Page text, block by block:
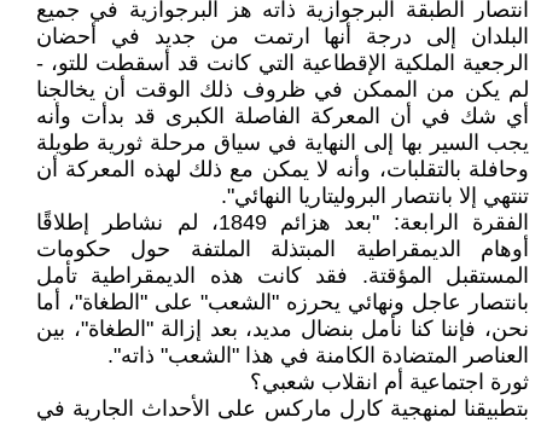
انتصار الطبقة البرجوازية ذاته هز البرجوازية في جميع
البلدان إلى درجة أنها ارتمت من جديد في أحضان
الرجعية الملكية الإقطاعية التي كانت قد أسقطت للتو، -
لم يكن من الممكن في ظروف ذلك الوقت أن يخالجنا
أي شك في أن المعركة الفاصلة الكبرى قد بدأت وأنه
يجب السير بها إلى النهاية في سياق مرحلة ثورية طويلة
وحافلة بالتقلبات، وأنه لا يمكن مع ذلك لهذه المعركة أن
تنتهي إلا بانتصار البروليتاريا النهائي".
الفقرة الرابعة: "بعد هزائم 1849، لم نشاطر إطلاقًا
أوهام الديمقراطية المبتذلة الملتفة حول حكومات
المستقبل المؤقتة. فقد كانت هذه الديمقراطية تأمل
بانتصار عاجل ونهائي يحرزه "الشعب" على "الطغاة"، أما
نحن، فإننا كنا نأمل بنضال مديد، بعد إزالة "الطغاة"، بين
العناصر المتضادة الكامنة في هذا "الشعب" ذاته".
ثورة اجتماعية أم انقلاب شعبي؟
بتطبيقنا لمنهجية كارل ماركس على الأحداث الجارية في